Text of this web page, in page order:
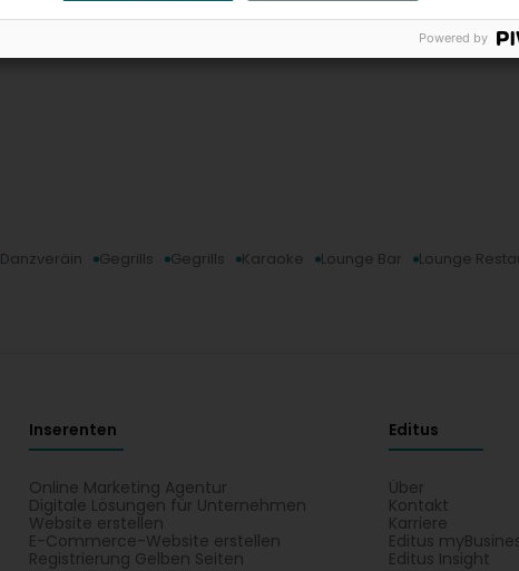
Danzveräin Gegrills Gegrills Karaoke Lounge Bar Lounge
Inserenten
Online Marketing Agentur
Digitale Lösungen für Unternehmen
Website erstellen
E-Commerce-Website erstellen
Registrierung Gelben Seiten
Editus
Über
Kontakt
Karriere
Editus
Editus Insight
Powered by